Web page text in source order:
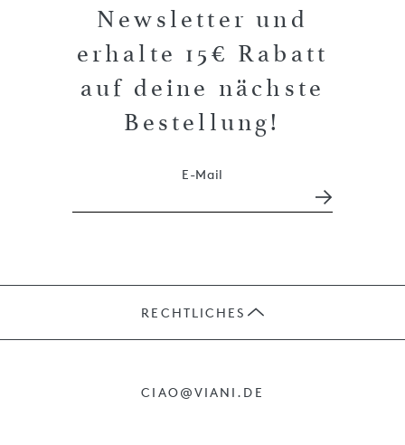
Newsletter und
erhalte 15€ Rabatt
auf deine nächste
Bestellung!
E-Mail
RECHTLICHES
CIAO@VIANI.DE